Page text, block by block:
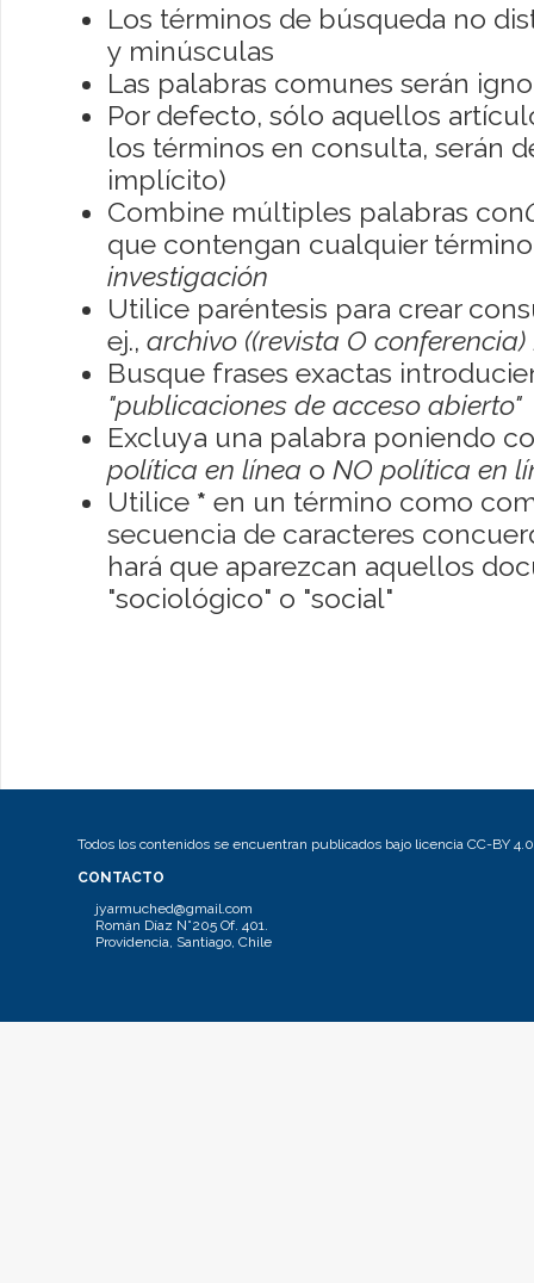
Los términos de búsqueda no
y minúsculas
Las palabras comunes serán
Por defecto, sólo aquellos
los términos en consulta, serán
implícito)
Combine múltiples palabras con
que contengan cualquier
investigación
Utilice paréntesis para crear
ej., archivo ((revista O conferencia)
Busque frases exactas
"publicaciones de acceso abierto"
Excluya una palabra poniendo
política en línea o NO política en
Utilice * en un término como
secuencia de caracteres
hará que aparezcan aquellos
"sociológico" o "social"
Todos los contenidos se encuentran publicados bajo licencia CC-BY 4.0
CONTACTO
jyarmuched@gmail.com
Román Díaz N°205 Of. 401.
Providencia, Santiago, Chile